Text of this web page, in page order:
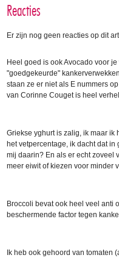
Reacties
Er zijn nog geen reacties op dit
Heel goed is ook Avocado voor
"goedgekeurde"
staan ze er niet als E nummers
van Corinne Couget is heel
Griekse yghurt is zalig, ik maar ik
het vetpercentage, ik dacht dat
mij daarin? En als er echt zoveel
meer eiwit of kiezen voor minder
Broccoli bevat ook heel veel anti
beschermende factor tegen
Ik heb ook gehoord van tomaten